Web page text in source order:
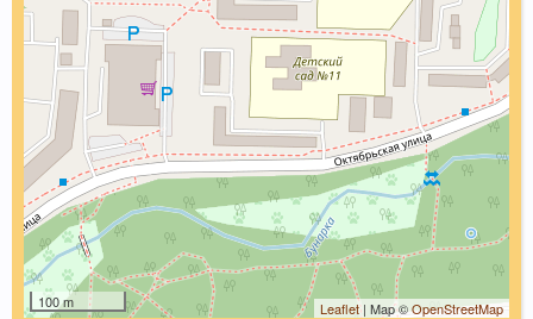
Пиво богато антиоксидантами, которые
приходят из хмеля и солода, из которых оно
состоит. Эти антиоксиданты предотвратят рак.
100 m Leaflet| Map ©OpenStreetMap